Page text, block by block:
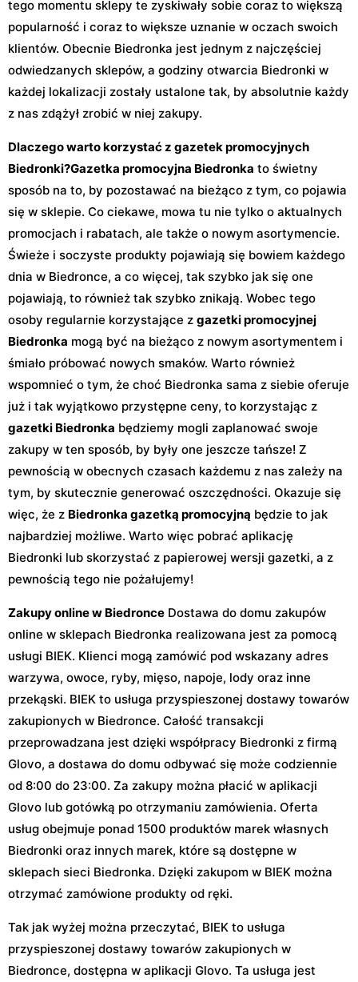
tego momentu sklepy te zyskiwały sobie coraz to większą
popularność i coraz to większe uznanie w oczach swoich
klientów. Obecnie Biedronka jest jednym z najczęściej
odwiedzanych sklepów, a godziny otwarcia Biedronki w
każdej lokalizacji zostały ustalone tak, by absolutnie każdy
z nas zdążył zrobić w niej zakupy.
Dlaczego warto korzystać z gazetek promocyjnych
Biedronki?Gazetka promocyjna Biedronka to świetny
sposób na to, by pozostawać na bieżąco z tym, co pojawia
się w sklepie. Co ciekawe, mowa tu nie tylko o aktualnych
promocjach i rabatach, ale także o nowym asortymencie.
Świeże i soczyste produkty pojawiają się bowiem każdego
dnia w Biedronce, a co więcej, tak szybko jak się one
pojawiają, to również tak szybko znikają. Wobec tego
osoby regularnie korzystające z gazetki promocyjnej
Biedronka mogą być na bieżąco z nowym asortymentem i
śmiało próbować nowych smaków. Warto również
wspomnieć o tym, że choć Biedronka sama z siebie oferuje
już i tak wyjątkowo przystępne ceny, to korzystając z
gazetki Biedronka będziemy mogli zaplanować swoje
zakupy w ten sposób, by były one jeszcze tańsze! Z
pewnością w obecnych czasach każdemu z nas zależy na
tym, by skutecznie generować oszczędności. Okazuje się
więc, że z Biedronka gazetką promocyjną będzie to jak
najbardziej możliwe. Warto więc pobrać aplikację
Biedronki lub skorzystać z papierowej wersji gazetki, a z
pewnością tego nie pożałujemy!
Zakupy online w Biedronce Dostawa do domu zakupów
online w sklepach Biedronka realizowana jest za pomocą
usługi BIEK. Klienci mogą zamówić pod wskazany adres
warzywa, owoce, ryby, mięso, napoje, lody oraz inne
przekąski. BIEK to usługa przyspieszonej dostawy towarów
zakupionych w Biedronce. Całość transakcji
przeprowadzana jest dzięki współpracy Biedronki z firmą
Glovo, a dostawa do domu odbywać się może codziennie
od 8:00 do 23:00. Za zakupy można płacić w aplikacji
Glovo lub gotówką po otrzymaniu zamówienia. Oferta
usług obejmuje ponad 1500 produktów marek własnych
Biedronki oraz innych marek, które są dostępne w
sklepach sieci Biedronka. Dzięki zakupom w BIEK można
otrzymać zamówione produkty od ręki.
Tak jak wyżej można przeczytać, BIEK to usługa
przyspieszonej dostawy towarów zakupionych w
Biedronce, dostępna w aplikacji Glovo. Ta usługa jest